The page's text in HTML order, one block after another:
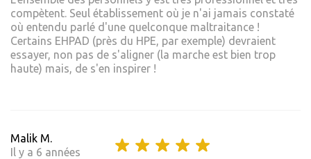
compètent. Seul établissement où je n'ai jamais constaté
où entendu parlé d'une quelconque maltraitance !
Certains EHPAD (près du HPE, par exemple) devraient
essayer, non pas de s'aligner (la marche est bien trop
haute) mais, de s'en inspirer !
Malik M.
Il y a 6 années